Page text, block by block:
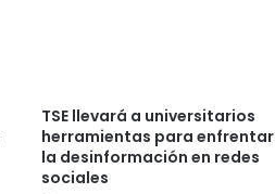
TSE llevará a universitarios
herramientas para enfrentar
la desinformación en redes
sociales